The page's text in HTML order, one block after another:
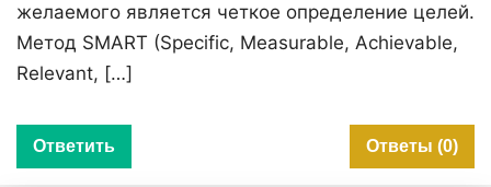
желаемого является четкое определение целей.
Метод SMART (Specific, Measurable, Achievable,
Relevant, […]
Ответить Ответы (0)